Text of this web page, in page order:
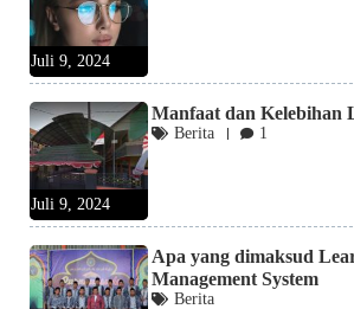
Juli 9, 2024
Juli 9, 2024
Manfaat dan Kelebihan
Berita 1
Apa yang dimaksud
Management System
Berita